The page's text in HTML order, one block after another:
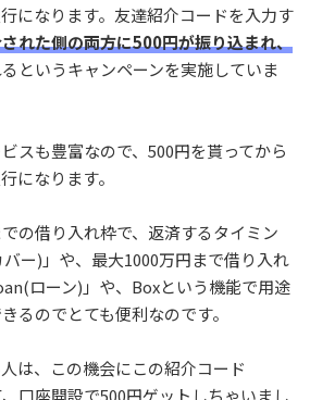
になります。友達紹介コードを入力す
れた側の両方に500円が振り込まれ、
というキャンペーンを実施していま
スも豊富なので、500円を貰ってから
になります。
の借り入れ枠で、返済するタイミン
ー)」や、最大1000万円まで借り入れ
ローン)」や、Boxという機能で用途
るのでとても便利なのです。
は、この機会にこの紹介コード
口座開設で500円ゲットしちゃいまし